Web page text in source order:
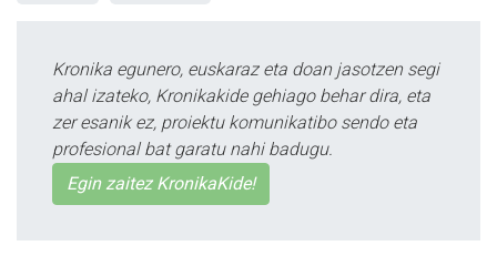
Kronika egunero, euskaraz eta doan jasotzen segi
ahal izateko, Kronikakide gehiago behar dira, eta
zer esanik ez, proiektu komunikatibo sendo eta
profesional bat garatu nahi badugu.
Egin zaitez KronikaKide!